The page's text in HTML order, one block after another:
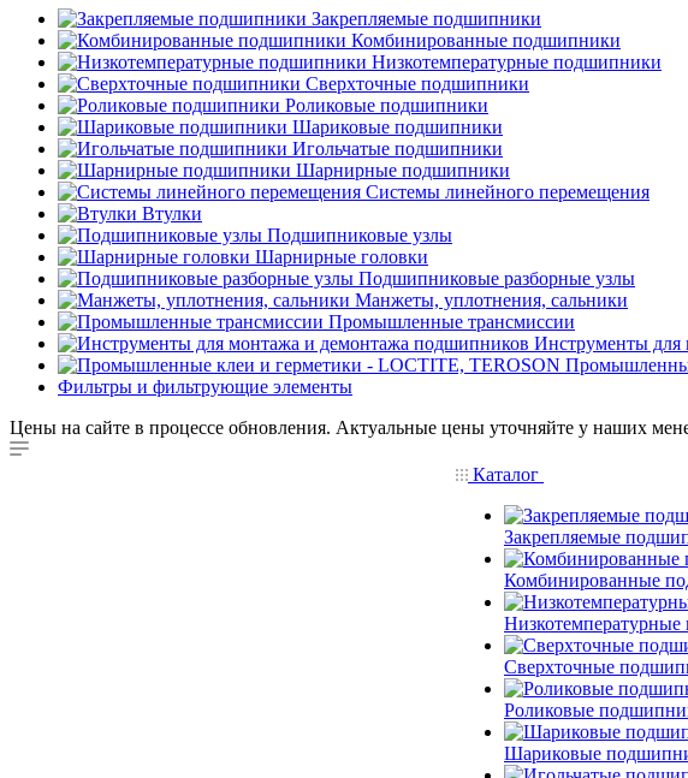
Закрепляемые подшипники
Комбинированные подшипники
Низкотемпературные подшипники
Сверхточные подшипники
Роликовые подшипники
Шариковые подшипники
Игольчатые подшипники
Шарнирные подшипники
Системы линейного перемещения
Втулки
Подшипниковые узлы
Шарнирные головки
Подшипниковые разборные узлы
Манжеты, уплотнения, сальники
Промышленные трансмиссии
Инструменты для
Фильтры и фильтрующие элементы
Цены на сайте в процессе обновления. Актуальные цены уточняйте у наших
Каталог
Закрепляемые
Комбинированные
Сверхточные
Роликовые
Шариковые